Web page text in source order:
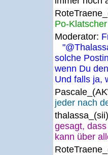
Po-
Moderator:
solche
wenn Du
Und falls ja,
jeder nach
gesagt,
kann über